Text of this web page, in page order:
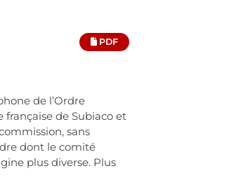
PDF
de l’Ordre
de Subiaco et
sans
dont le comité
plus diverse. Plus